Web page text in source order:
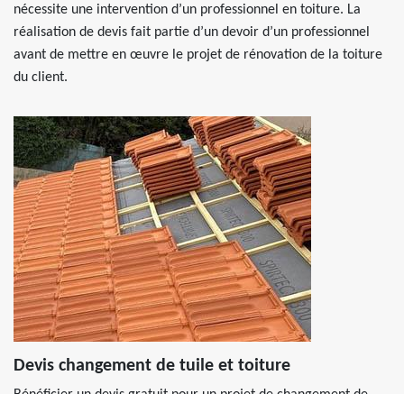
nécessite une intervention d’un professionnel en toiture. La
réalisation de devis fait partie d’un devoir d’un professionnel
avant de mettre en œuvre le projet de rénovation de la toiture
du client.
Devis changement de tuile et toiture